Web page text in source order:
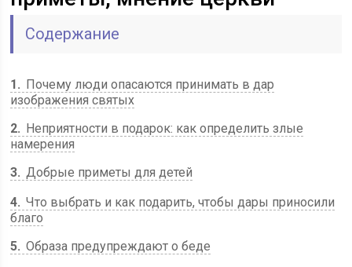
Содержание
1
Почему люди опасаются принимать в дар
изображения святых
2
Неприятности в подарок: как определить злые
намерения
3 Добрые приметы для детей
4 Что выбрать и как подарить, чтобы дары приносили
благо
5 Образа предупреждают о беде